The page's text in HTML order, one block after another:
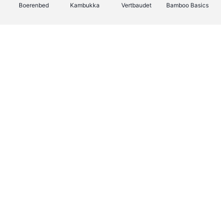
Boerenbed Kambukka Vertbaudet Bamboo Basics